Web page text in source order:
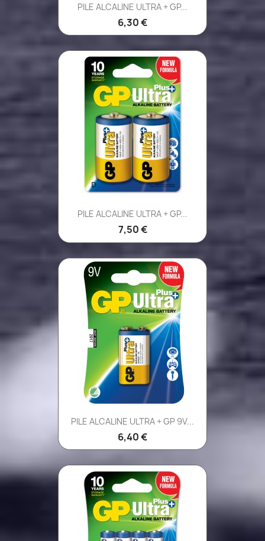
PILE ALCALINE ULTRA + GP...
6,30 €
PILE ALCALINE ULTRA + GP...
7,50 €
PILE ALCALINE ULTRA + GP 9V...
6,40 €